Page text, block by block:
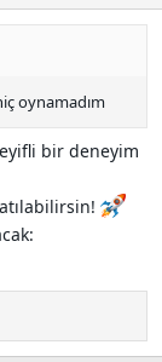
oynamadım
bir deneyim